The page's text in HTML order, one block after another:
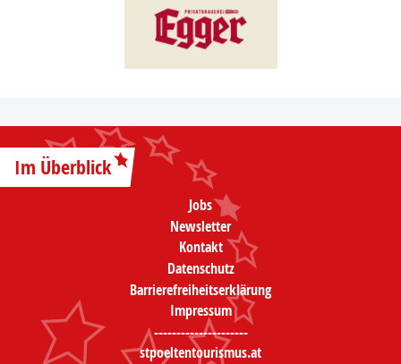
Im Überblick
Jobs
Newsletter
Kontakt
Datenschutz
Barrierefreiheitserklärung
Impressum
---------------------
stpoeltentourismus.at